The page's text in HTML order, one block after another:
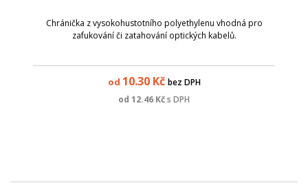
Chránička z vysokohustotního polyethylenu vhodná pro
zafukování či zatahování optických kabelů.
od 10.30Kč bez DPH
od 12.46 Kčs DPH